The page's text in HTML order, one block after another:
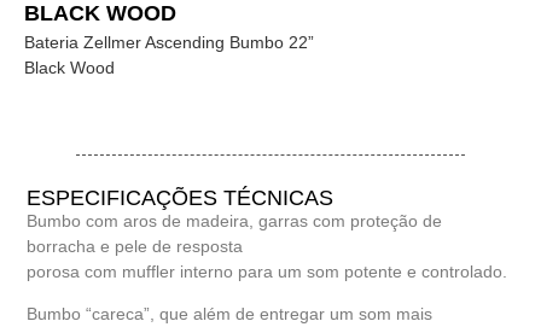
BLACK WOOD
Bateria Zellmer Ascending Bumbo 22”
Black Wood
ESPECIFICAÇÕES TÉCNICAS
Bumbo com aros de madeira, garras com proteção de
borracha e pele de resposta
porosa com muffler interno para um som potente e controlado.
Bumbo “careca”, que além de entregar um som mais